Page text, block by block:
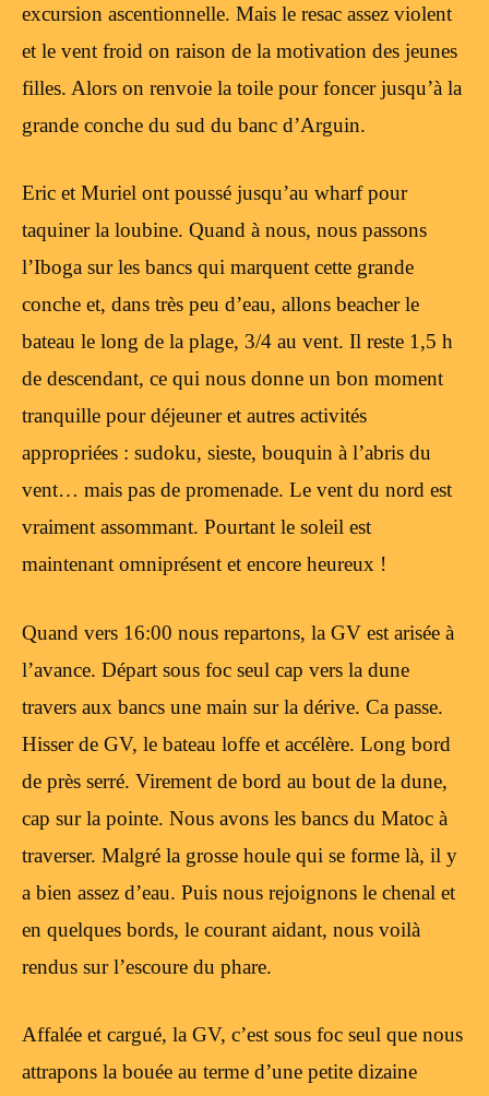
excursion ascentionnelle. Mais le resac assez violent
et le vent froid on raison de la motivation des jeunes
filles. Alors on renvoie la toile pour foncer jusqu’à la
grande conche du sud du banc d’Arguin.
Eric et Muriel ont poussé jusqu’au wharf pour
taquiner la loubine. Quand à nous, nous passons
l’Iboga sur les bancs qui marquent cette grande
conche et, dans très peu d’eau, allons beacher le
bateau le long de la plage, 3/4 au vent. Il reste 1,5 h
de descendant, ce qui nous donne un bon moment
tranquille pour déjeuner et autres activités
appropriées : sudoku, sieste, bouquin à l’abris du
vent… mais pas de promenade. Le vent du nord est
vraiment assommant. Pourtant le soleil est
maintenant omniprésent et encore heureux !
Quand vers 16:00 nous repartons, la GV est arisée à
l’avance. Départ sous foc seul cap vers la dune
travers aux bancs une main sur la dérive. Ca passe.
Hisser de GV, le bateau loffe et accélère. Long bord
de près serré. Virement de bord au bout de la dune,
cap sur la pointe. Nous avons les bancs du Matoc à
traverser. Malgré la grosse houle qui se forme là, il y
a bien assez d’eau. Puis nous rejoignons le chenal et
en quelques bords, le courant aidant, nous voilà
rendus sur l’escoure du phare.
Affalée et cargué, la GV, c’est sous foc seul que nous
attrapons la bouée au terme d’une petite dizaine